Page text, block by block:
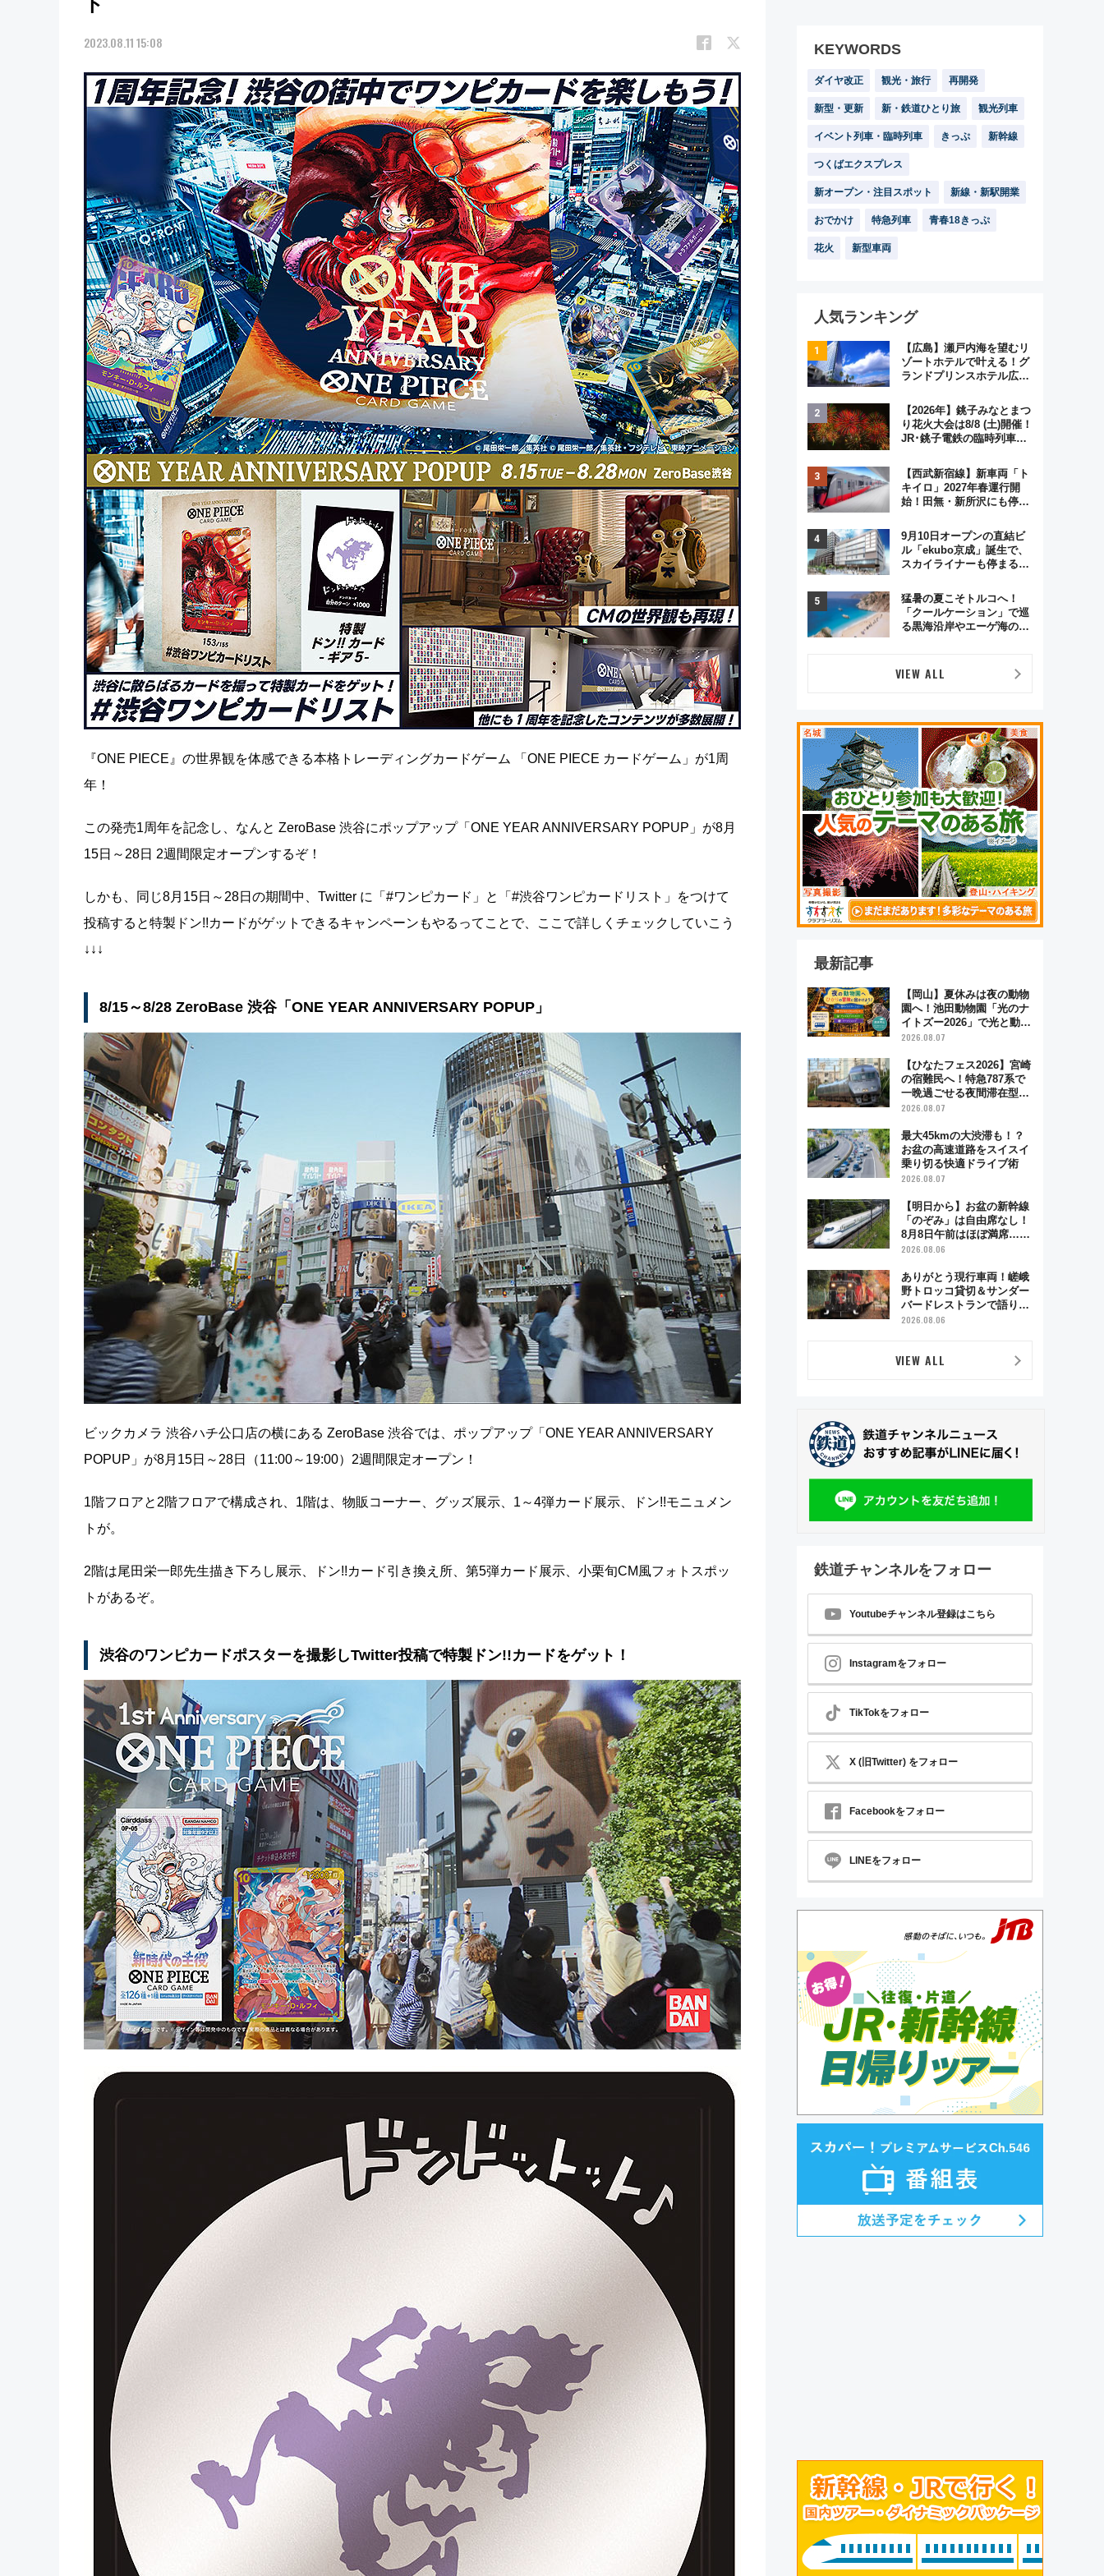
2023.08.11 15:08
『ONE PIECE』の世界観を体感できる本格トレーディングカードゲーム 「ONE PIECE カードゲーム」が1周
年！
この発売1周年を記念し、なんと ZeroBase 渋谷にポップアップ「ONE YEAR ANNIVERSARY POPUP」が8月
15日～28日 2週間限定オープンするぞ！
しかも、同じ8月15日～28日の期間中、Twitter に「#ワンピカード」と「#渋谷ワンピカードリスト」をつけて
投稿すると特製ドン!!カードがゲットできるキャンペーンもやるってことで、ここで詳しくチェックしていこう
↓↓↓
8/15～8/28 ZeroBase 渋谷「ONE YEAR ANNIVERSARY POPUP」
ビックカメラ 渋谷ハチ公口店の横にある ZeroBase 渋谷では、ポップアップ「ONE YEAR ANNIVERSARY
POPUP」が8月15日～28日（11:00～19:00）2週間限定オープン！
1階フロアと2階フロアで構成され、1階は、物販コーナー、グッズ展示、1～4弾カード展示、ドン!!モニュメン
トが。
2階は尾田栄一郎先生描き下ろし展示、ドン!!カード引き換え所、第5弾カード展示、小栗旬CM風フォトスポッ
トがあるぞ。
渋谷のワンピカードポスターを撮影しTwitter投稿で特製ドン!!カードをゲット！
KEYWORDS
ダイヤ改正 観光・旅行 再開発
新型・更新 新・鉄道ひとり旅 観光列車
イベント列車・臨時列車 きっぷ 新幹線
つくばエクスプレス
新オープン・注目スポット 新線・新駅開業
おでかけ 特急列車 青春18きっぷ
花火 新型車両
人気ランキング
【広島】瀬戸内海を望むリ
ゾートホテルで叶える！グ
ランドプリンスホテル広島
ジュアルパーティープラン
【2026年】銚子みなとまつ
り花火大会は8/8 (土)開催！
JR･銚子電鉄の臨時列車や
く8,000発の大迫力＆屋台
を満喫
【西武新宿線】新車両「ト
キイロ」2027年春運行開
始！田無・新所沢にも停
弾」も
9月10日オープンの直結ビ
ル「ekubo京成」誕生で、
スカイライナーも停まる巨
変わる？ 全テナント情報も
公開！
猛暑の夏こそトルコへ！
「クールケーション」で巡
る黒海沿岸やエーゲ海の避
オも認める『2026年に訪れ
るべき世界の旅先』
VIEW ALL
最新記事
【岡山】夏休みは夜の動物
園へ！池田動物園「光のナ
イトズー2026」で光と動物
が彩る特別な夜
2026.08.07
【ひなたフェス2026】宮崎
の宿難民へ！特急787系で
一晩過ごせる夜間滞在型イ
ベント「スワローおひさ
2026.08.07
最大45kmの大渋滞も！？
お盆の高速道路をスイスイ
乗り切る快適ドライブ術
2026.08.07
【明日から】お盆の新幹線
「のぞみ」は自由席なし！
8月8日午前はほぼ満席…で
も数時間ズラせば空きが見
「空席」探しのコツ
2026.08.06
ありがとう現行車両！嵯峨
野トロッコ貸切＆サンダー
バードレストランで語り合
う秋の京都 斉藤雪乃＆福
ー」開催
2026.08.06
VIEW ALL
鉄道チャンネルをフォロー
Youtubeチャンネル登録はこちら
Instagramをフォロー
TikTokをフォロー
X (旧Twitter) をフォロー
Facebookをフォロー
LINEをフォロー